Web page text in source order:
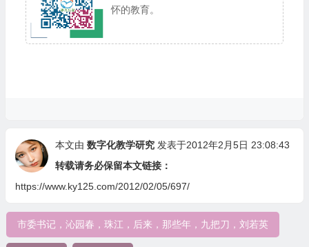
怀的教育。
本文由 数字化教学研究 发表于2012年2月5日 23:08:43
转载请务必保留本文链接：
https://www.ky125.com/2012/02/05/697/
市委书记，沁园春，珠江，后来，那些年，九把刀，刘若英